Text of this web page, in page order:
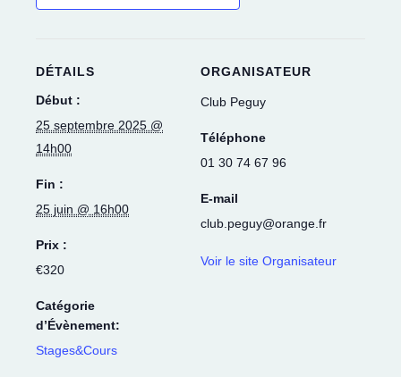
DÉTAILS
Début :
25 septembre 2025 @
14h00
Fin :
25 juin @ 16h00
Prix :
€320
Catégorie
d’Évènement:
Stages&Cours
ORGANISATEUR
Club Peguy
Téléphone
01 30 74 67 96
E-mail
club.peguy@orange.fr
Voir le site Organisateur